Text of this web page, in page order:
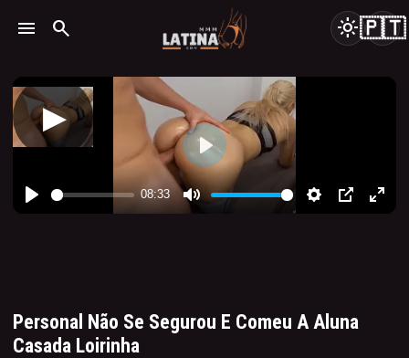
menu search light_mode🇵🇹
Personal Não Se Segurou E Comeu A Aluna
Casada Loirinha